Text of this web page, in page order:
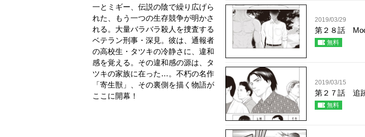
一とミギー、伝説の陰で繰り広げら
れた、もう一つの生存競争が明かさ
れる。大量バラバラ殺人を捜査する
ベテラン刑事・深見。彼は、通報者
の高校生・タツキの冷静さに、違和
感を覚える。その違和感の源は、タ
ツキの家族に在った…。不朽の名作
「寄生獣」、その裏側を描く物語が
ここに開幕！
2019/03/29
第２８話
無料
2019/03/15
第２７話 追
無料